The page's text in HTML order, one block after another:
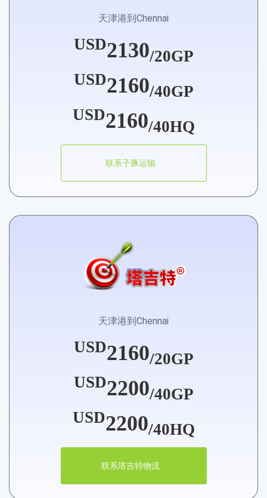
天津港到Chennai
USD2130/20GP
USD2160/40GP
USD2160/40HQ
联系子豚运输
天津港到Chennai
USD2160/20GP
USD2200/40GP
USD2200/40HQ
联系塔吉特物流